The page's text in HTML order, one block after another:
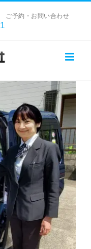
予約・お問い合わせ